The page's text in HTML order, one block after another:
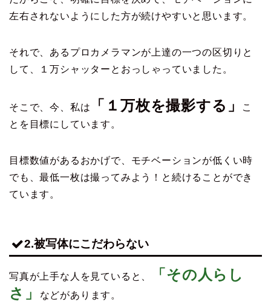
左右されないようにした方が続けやすいと思います。
それで、あるプロカメラマンが上達の一つの区切りと
して、１万シャッターとおっしゃっていました。
そこで、今、私は 「１万枚を撮影する」
こ
とを目標にしています。
目標数値があるおかげで、モチベーションが低くい時
でも、最低一枚は撮ってみよう！と続けることができ
ています。
2.被写体にこだわらない
写真が上手な人を見ていると、
「その人らし
さ」
などがあります。